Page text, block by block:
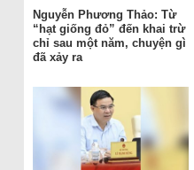
Nguyễn Phương Thảo: Từ
“hạt giống đỏ” đến khai trừ
chỉ sau một năm, chuyện gì
đã xảy ra